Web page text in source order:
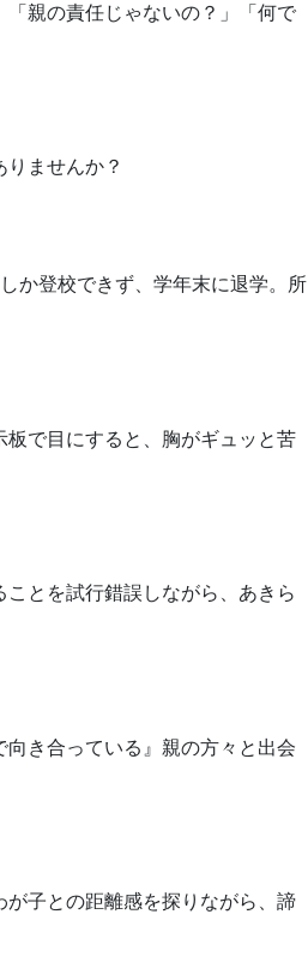
「親の責任じゃないの？」「何で
ませんか？
か登校できず、学年末に退学。所
で目にすると、胸がギュッと苦
とを試行錯誤しながら、あきら
き合っている』親の方々と出会
子との距離感を探りながら、諦